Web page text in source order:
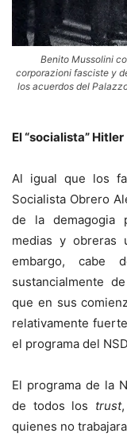
Benito Mussolini
corporazioni fasciste y
los acuerdos del
El “socialista” Hitler
Al igual que los
Socialista Obrero
de la demagogia
medias y obreras
embargo, cabe
sustancialmente
que en sus
relativamente
el programa del
El programa de la
de todos los trust
quienes no